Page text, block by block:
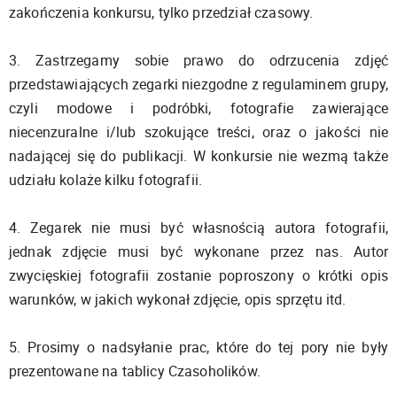
zakończenia konkursu, tylko przedział czasowy.
3. Zastrzegamy sobie prawo do odrzucenia zdjęć
przedstawiających zegarki niezgodne z regulaminem grupy,
czyli modowe i podróbki, fotografie zawierające
niecenzuralne i/lub szokujące treści, oraz o jakości nie
nadającej się do publikacji. W konkursie nie wezmą także
udziału kolaże kilku fotografii.
4. Zegarek nie musi być własnością autora fotografii,
jednak zdjęcie musi być wykonane przez nas. Autor
zwycięskiej fotografii zostanie poproszony o krótki opis
warunków, w jakich wykonał zdjęcie, opis sprzętu itd.
5. Prosimy o nadsyłanie prac, które do tej pory nie były
prezentowane na tablicy Czasoholików.